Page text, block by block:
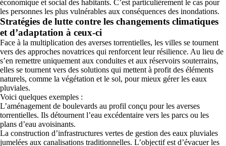
économique et social des habitants. C’est particulièrement le cas pour
les personnes les plus vulnérables aux conséquences des inondations.
Stratégies de lutte contre les changements climatiques
et d’adaptation à ceux-ci
Face à la multiplication des averses torrentielles, les villes se tournent
vers des approches novatrices qui renforcent leur résilience. Au lieu de
s’en remettre uniquement aux conduites et aux réservoirs souterrains,
elles se tournent vers des solutions qui mettent à profit des éléments
naturels, comme la végétation et le sol, pour mieux gérer les eaux
pluviales.
Voici quelques exemples :
L’aménagement de boulevards au profil conçu pour les averses
torrentielles. Ils détournent l’eau excédentaire vers les parcs ou les
plans d’eau avoisinants.
La construction d’infrastructures vertes de gestion des eaux pluviales
jumelées aux canalisations traditionnelles. L’objectif est d’évacuer les